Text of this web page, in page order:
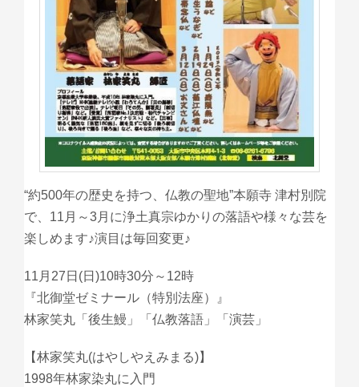
“約500年の歴史を持つ、仏教の聖地”本願寺 津村別院
で、11月～3月に浄土真宗ゆかりの落語や様々な芸を
楽しめます♪演目は毎回変更♪
11月27日(日)10時30分～12時
『北御堂ゼミナール（特別法座）』
林家笑丸「後生鰻」「仏教落語」「演芸」
【林家笑丸(はやしやえみまる)】
1998年林家染丸に入門